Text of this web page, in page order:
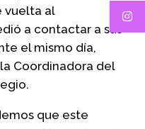
vuelta al
a contactar a sus
el mismo día,
Coordinadora del
que este